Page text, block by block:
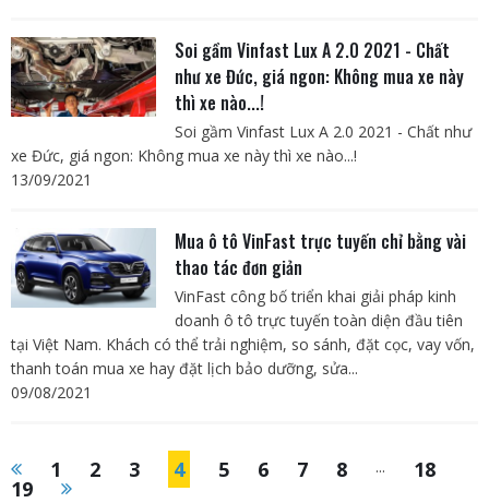
Soi gầm Vinfast Lux A 2.0 2021 - Chất
như xe Đức, giá ngon: Không mua xe này
thì xe nào...!
Soi gầm Vinfast Lux A 2.0 2021 - Chất như
xe Đức, giá ngon: Không mua xe này thì xe nào...!
13/09/2021
Mua ô tô VinFast trực tuyến chỉ bằng vài
thao tác đơn giản
VinFast công bố triển khai giải pháp kinh
doanh ô tô trực tuyến toàn diện đầu tiên
tại Việt Nam. Khách có thể trải nghiệm, so sánh, đặt cọc, vay vốn,
thanh toán mua xe hay đặt lịch bảo dưỡng, sửa...
09/08/2021
1 2 3 4 5 6 7 8 ... 18
19